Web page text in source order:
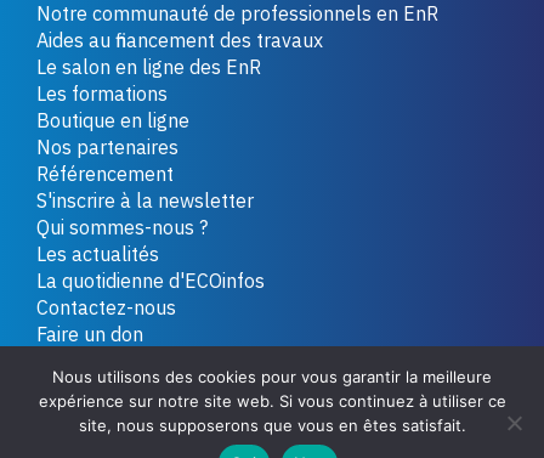
Notre communauté de professionnels en EnR
Aides au financement des travaux
Le salon en ligne des EnR
Les formations
Boutique en ligne
Nos partenaires
Référencement
S'inscrire à la newsletter
Qui sommes-nous ?
Les actualités
La quotidienne d'ECOinfos
Contactez-nous
Faire un don
Copyright 2026 - Tous droits réservés Plan du site
Politique de confidentialité
Nous utilisons des cookies pour vous garantir la meilleure
expérience sur notre site web. Si vous continuez à utiliser ce
site, nous supposerons que vous en êtes satisfait.